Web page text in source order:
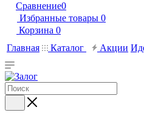
Сравнение0
Избранные товары 0
Корзина 0
Главная
Каталог Акции